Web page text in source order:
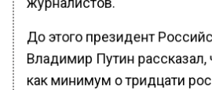
До этого президент
Владимир Путин рассказал,
как минимум о тридцати